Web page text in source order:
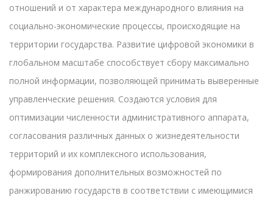
отношений и от характера международного влияния на
социально-экономические процессы, происходящие на
территории государства. Развитие цифровой экономики в
глобальном масштабе способствует сбору максимально
полной информации, позволяющей принимать выверенные
управленческие решения. Создаются условия для
оптимизации численности административного аппарата,
согласования различных данных о жизнедеятельности
территорий и их комплексного использования,
формирования дополнительных возможностей по
ранжированию государств в соответствии с имеющимися